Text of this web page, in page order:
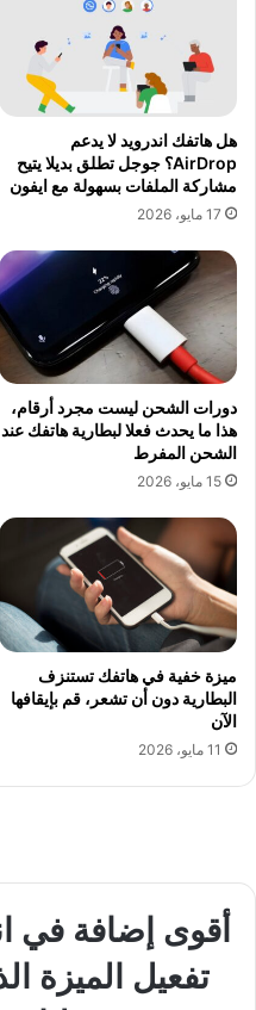
هل هاتفك اندرويد لا يدعم
AirDrop؟ جوجل تطلق بديلا يتيح
مشاركة الملفات بسهولة مع ايفون
17 مايو، 2026
دورات الشحن ليست مجرد أرقام،
هذا ما يحدث فعلا لبطارية هاتفك عند
الشحن المفرط
15 مايو، 2026
ميزة خفية في هاتفك تستنزف
البطارية دون أن تشعر، قم بإيقافها
الآن
11 مايو، 2026